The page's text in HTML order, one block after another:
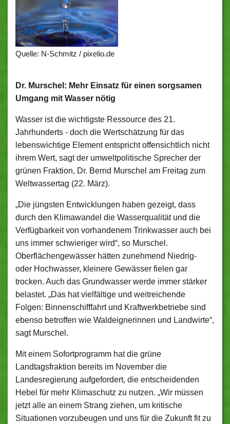
Quelle: N-Schmitz / pixelio.de
Dr. Murschel: Mehr Einsatz für einen sorgsamen
Umgang mit Wasser nötig
Wasser ist die wichtigste Ressource des 21.
Jahrhunderts - doch die Wertschätzung für das
lebenswichtige Element entspricht offensichtlich nicht
ihrem Wert, sagt der umweltpolitische Sprecher der
grünen Fraktion, Dr. Bernd Murschel am Freitag zum
Weltwassertag (22. März).
„Die jüngsten Entwicklungen haben gezeigt, dass
durch den Klimawandel die Wasserqualität und die
Verfügbarkeit von vorhandenem Trinkwasser auch bei
uns immer schwieriger wird“, so Murschel.
Oberflächengewässer hätten zunehmend Niedrig-
oder Hochwasser, kleinere Gewässer fielen gar
trocken. Auch das Grundwasser werde immer stärker
belastet. „Das hat vielfältige und weitreichende
Folgen: Binnenschifffahrt und Kraftwerkbetriebe sind
ebenso betroffen wie Waldeignerinnen und Landwirte“,
sagt Murschel.
Mit einem Sofortprogramm hat die grüne
Landtagsfraktion bereits im November die
Landesregierung aufgefordert, die entscheidenden
Hebel für mehr Klimaschutz zu nutzen. „Wir müssen
jetzt alle an einem Strang ziehen, um kritische
Situationen vorzubeugen und uns für die Zukunft fit zu